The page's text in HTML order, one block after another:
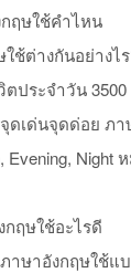
ฤษใช้คำไหน
ช้ต่างกันอย่างไ
ประจำวัน 3500
ดเด่นจุดด่อย ภ
Evening, Night
ฤษใช้อะไรดี
าษาอังกฤษใช้แ